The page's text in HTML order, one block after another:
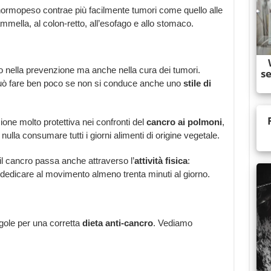
contrae più facilmente tumori come quello alle
al colon-retto, all’esofago e allo stomaco.
prevenzione ma anche nella cura dei tumori.
fare ben poco se non si conduce anche uno stile di
molto protettiva nei confronti del cancro ai polmoni,
consumare tutti i giorni alimenti di origine vegetale.
cancro passa anche attraverso l’attività fisica:
al movimento almeno trenta minuti al giorno.
per una corretta dieta anti-cancro. Vediamo